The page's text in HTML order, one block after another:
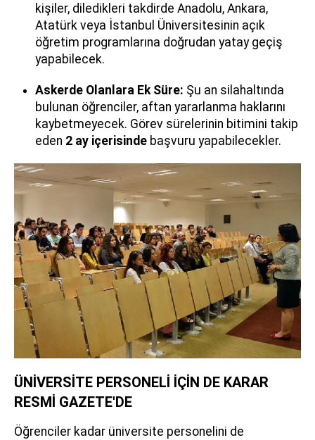
kişiler, diledikleri takdirde Anadolu, Ankara,
Atatürk veya İstanbul Üniversitesinin açık
öğretim programlarına doğrudan yatay geçiş
yapabilecek.
Askerde Olanlara Ek Süre: Şu an silahaltında
bulunan öğrenciler, aftan yararlanma haklarını
kaybetmeyecek. Görev sürelerinin bitimini takip
eden 2 ay içerisinde başvuru yapabilecekler.
ÜNİVERSİTE PERSONELİ İÇİN DE KARAR
RESMİ GAZETE'DE
Öğrenciler kadar üniversite personelini de